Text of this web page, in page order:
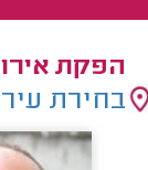
הפקת
בחירת עיר